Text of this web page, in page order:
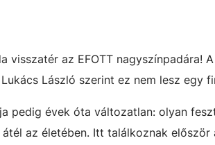
visszatér az EFOTT nagyszínpadára!
László szerint ez nem lesz egy
pedig évek óta változatlan: olyan
az életében. Itt találkoznak